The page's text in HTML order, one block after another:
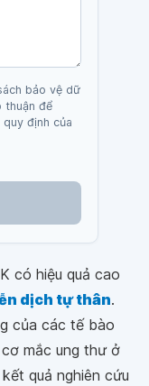
bảo vệ dữ
thuận để
định của
có hiệu quả cao
dịch tự thân.
của các tế bào
mắc ung thư ở
quả nghiên cứu